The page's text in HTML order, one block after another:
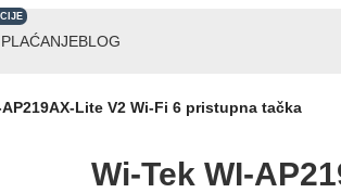
BLOG
AP219AX-Lite V2 Wi-Fi 6 pristupna tačka
Wi-Tek WI-